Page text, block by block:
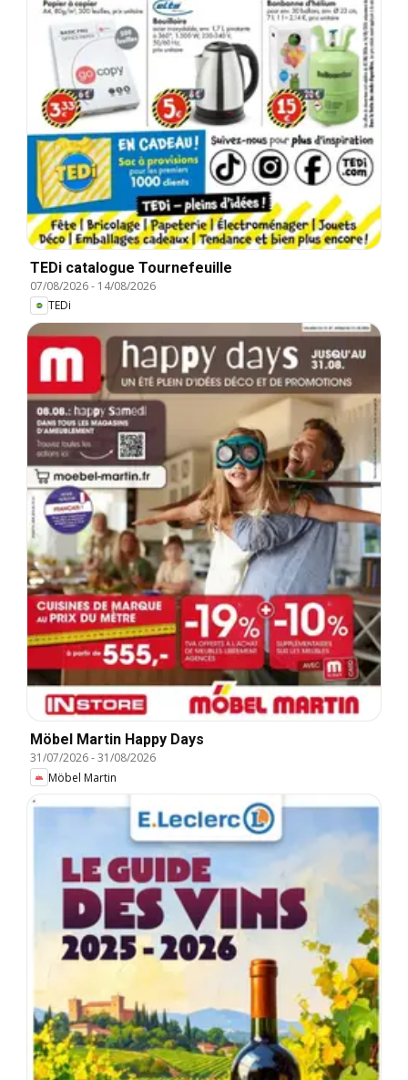
TEDi catalogue Tournefeuille
07/08/2026- 14/08/2026
TEDi
Möbel Martin Happy Days
31/07/2026-31/08/2026
Möbel Martin